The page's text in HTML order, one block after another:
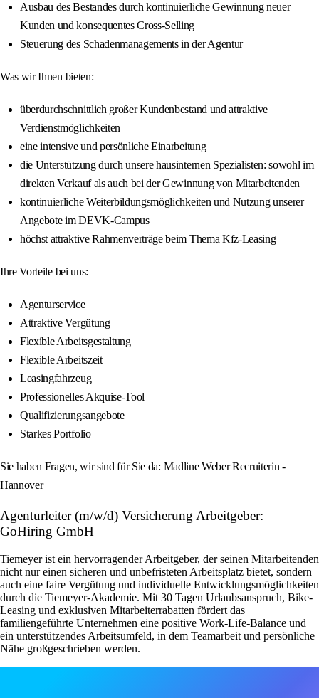
Ausbau des Bestandes durch kontinuierliche Gewinnung neuer
Kunden und konsequentes Cross-Selling
Steuerung des Schadenmanagements in der Agentur
Was wir Ihnen bieten:
überdurchschnittlich großer Kundenbestand und attraktive
Verdienstmöglichkeiten
eine intensive und persönliche Einarbeitung
die Unterstützung durch unsere hausinternen Spezialisten: sowohl im
direkten Verkauf als auch bei der Gewinnung von Mitarbeitenden
kontinuierliche Weiterbildungsmöglichkeiten und Nutzung unserer
Angebote im DEVK-Campus
höchst attraktive Rahmenverträge beim Thema Kfz-Leasing
Ihre Vorteile bei uns:
Agenturservice
Attraktive Vergütung
Flexible Arbeitsgestaltung
Flexible Arbeitszeit
Leasingfahrzeug
Professionelles Akquise-Tool
Qualifizierungsangebote
Starkes Portfolio
Sie haben Fragen, wir sind für Sie da: Madline Weber Recruiterin -
Hannover
Agenturleiter (m/w/d) Versicherung Arbeitgeber:
GoHiring GmbH
Tiemeyer ist ein hervorragender Arbeitgeber, der seinen Mitarbeitenden
nicht nur einen sicheren und unbefristeten Arbeitsplatz bietet, sondern
auch eine faire Vergütung und individuelle Entwicklungsmöglichkeiten
durch die Tiemeyer-Akademie. Mit 30 Tagen Urlaubsanspruch, Bike-
Leasing und exklusiven Mitarbeiterrabatten fördert das
familiengeführte Unternehmen eine positive Work-Life-Balance und
ein unterstützendes Arbeitsumfeld, in dem Teamarbeit und persönliche
Nähe großgeschrieben werden.